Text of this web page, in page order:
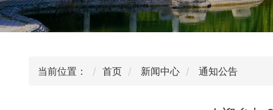
当前位置： 首页 新闻中心 通知公告